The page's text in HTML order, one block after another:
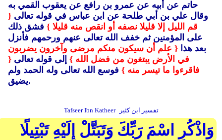
حاتم عن أبيه عن عمرو بن رافع عن يعقوب القمي به
وقال علي بن أبي طلحة عن ابن عباس في قوله تعالى {
قم الليل إلا قليلا نصفه أو انقص منه قليلا } فشق ذلك
على المؤمنين ثم خفف الله تعالى عنهم ورحمهم فأنزل
بعد هذا { علم أن سيكون منكم مرضى وآخرون يضربون
في الأرض يبتغون من فضل الله } إلى قوله تعالى {
فاقرءوا ما تيسر منه } فوسع الله تعالى وله الحمد ولم
يضيق.
Tafseer Ibn Katheer تفسير ابن كثير
وَاذْكُرِ اسْمَ رَبِّكَ وَتَبَتَّلْ إِلَيْهِ تَبْتِيلًا